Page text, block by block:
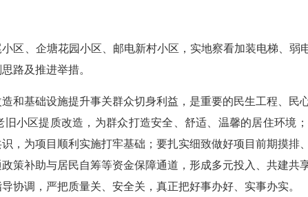
、企塘花园小区、邮电新村小区，实地察看加装电梯、弱
路及推进举措。
基础设施提升事关群众切身利益，是重要的民生工程、民
小区提质改造，为群众打造安全、舒适、温馨的居住环境
，为项目顺利实施打牢基础；要扎实细致做好项目前期摸排
策补助与居民自筹等资金保障通道，形成多元投入、共建共
协调，严把质量关、安全关，真正把好事办好、实事办实。